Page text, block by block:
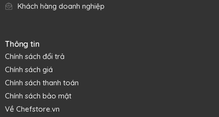
Khách hàng doanh nghiệp
Thông tin
Chính sách đổi trả
Chính sách giá
Chính sách thanh toán
Chính sách bảo mật
Về Chefstore.vn